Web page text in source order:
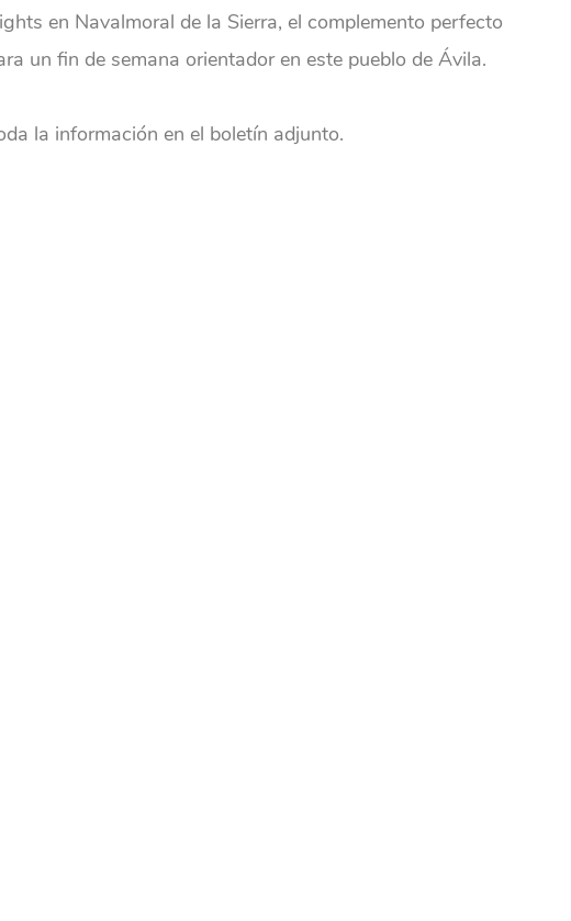
en Navalmoral de la Sierra, el complemento perfecto
un fin de semana orientador en este pueblo de Ávila.
la información en el boletín adjunto.